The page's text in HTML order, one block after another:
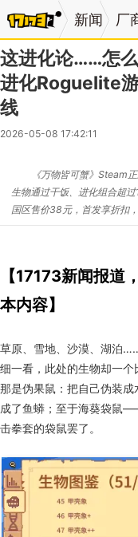
新闻 厂
这进化论……怎
进化Roguelite
线
2026-05-08 17:42:11
《万物皆可蟹》Steam
生物通过干饭、进化组合超
国区售价38元，首发享折扣
【17173新闻报道
本内容】
草原、雪地、沙漠、湖泊
细一看，此处的生物却一个
那是伪果鼠：把自己伪装
成了鱼蟒；至于海葵袋鼠
击拳套的袋鼠罢了。